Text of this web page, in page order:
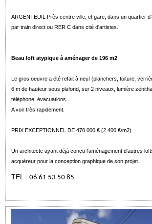
ARGENTEUIL Près centre ville, et gare, dans un quartier
par train direct ou RER C dans cité d'artistes.
Beau loft atypique à aménager de 196 m2
Le gros oeuvre a été refait à neuf (planchers, toiture,
6 m de hauteur sous plafond, sur 2 niveaux, lumière
téléphone, évacuations.
A voir très rapidement.
PRIX EXCEPTIONNEL DE 470.000 € (2.400 €/m2)
Un architecte ayant déjà conçu l'aménagement d'autres
acquéreur pour la conception graphique de son projet.
TEL :06 61 53 50 85